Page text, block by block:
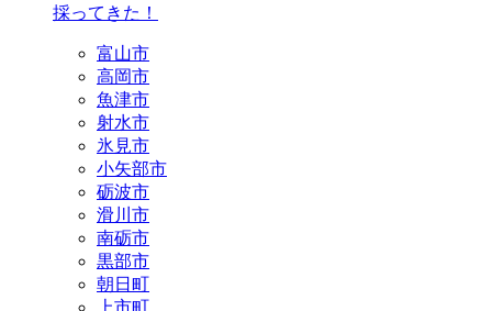
採ってきた！
富山市
高岡市
魚津市
射水市
氷見市
小矢部市
砺波市
滑川市
南砺市
黒部市
朝日町
上市町